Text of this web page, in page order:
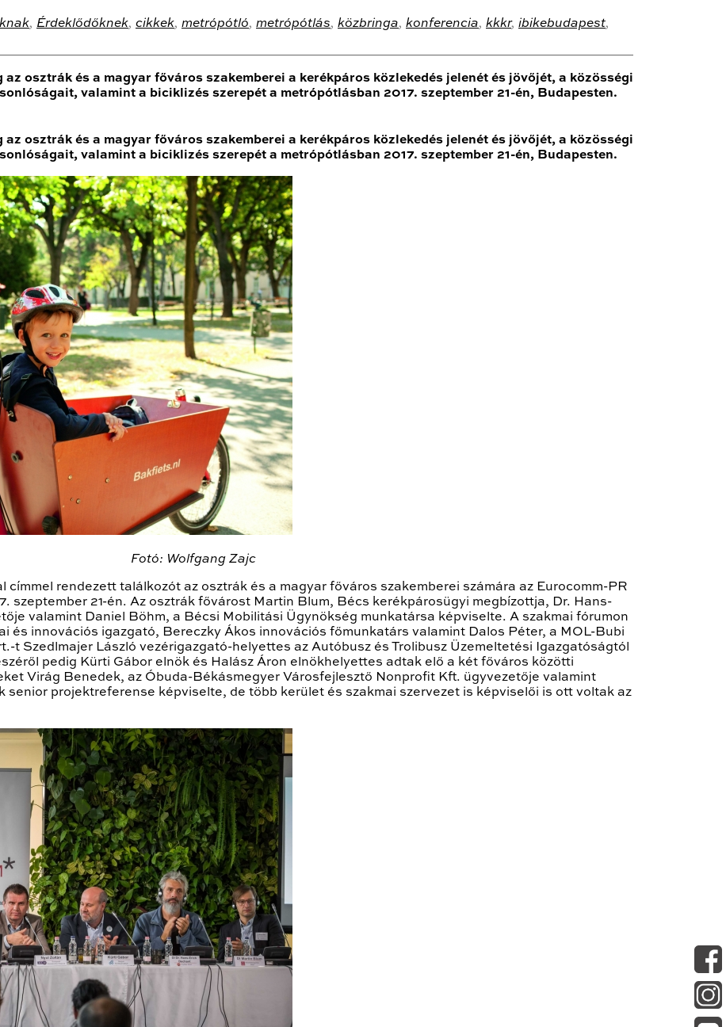
, Érdeklődőknek, cikkek, metrópótló, metrópótlás, közbringa, konferencia, kkkr, ibikebudapest,
osztrák és a magyar főváros szakemberei a kerékpáros közlekedés jelenét és jövőjét, a közösségi
valamint a biciklizés szerepét a metrópótlásban 2017. szeptember 21-én, Budapesten.
osztrák és a magyar főváros szakemberei a kerékpáros közlekedés jelenét és jövőjét, a közösségi
valamint a biciklizés szerepét a metrópótlásban 2017. szeptember 21-én, Budapesten.
Fotó: Wolfgang Zajc
rendezett találkozót az osztrák és a magyar főváros szakemberei számára az Eurocomm-PR
szeptember 21-én. Az osztrák fővárost Martin Blum, Bécs kerékpárosügyi megbízottja, Dr. Hans-
valamint Daniel Böhm, a Bécsi Mobilitási Ügynökség munkatársa képviselte. A szakmai fórumon
és innovációs igazgató, Bereczky Ákos innovációs főmunkatárs valamint Dalos Péter, a MOL-Bubi
t Szedlmajer László vezérigazgató-helyettes az Autóbusz és Trolibusz Üzemeltetési Igazgatóságtól
pedig Kürti Gábor elnök és Halász Áron elnökhelyettes adtak elő a két főváros közötti
Virág Benedek, az Óbuda-Békásmegyer Városfejlesztő Nonprofit Kft. ügyvezetője valamint
senior projektreferense képviselte, de több kerület és szakmai szervezet is képviselői is ott voltak az